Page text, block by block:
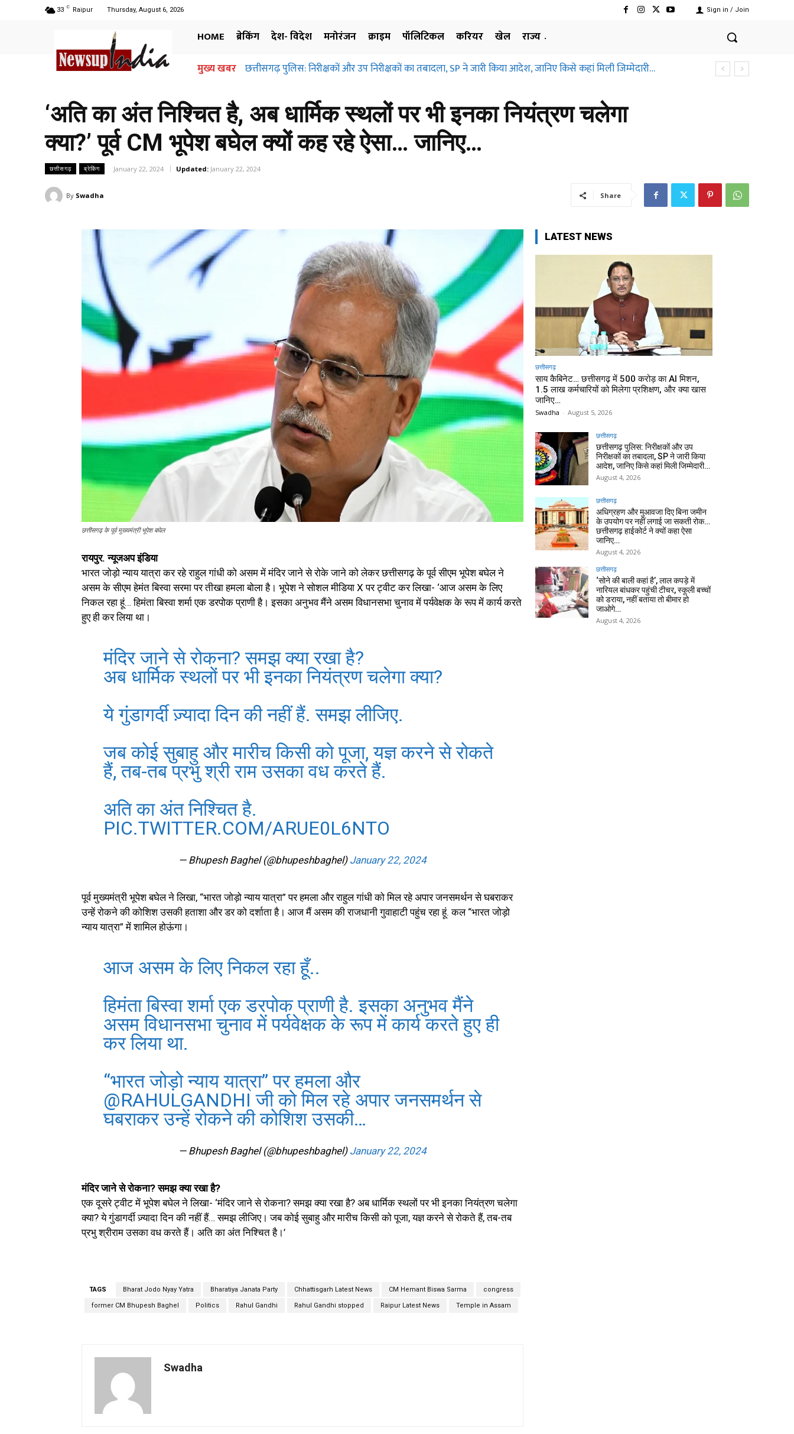
33 C Raipur Thursday, August 6, 2026 Sign in / Join
HOME ब्रेकिंग देश- विदेश मनोरंजन क्राइम पॉलिटिकल करियर खेल
राज्य
मुख्य खबर छत्तीसगढ़ पुलिस: निरीक्षकों और उप निरीक्षकों का तबादला, SP ने जारी किया आदेश, जानिए किसे कहां मिली जिम्मेदारी…
अधिग्रहण और मुआवजा दिए बिना जमीन के उपयोग पर नहीं लगाई जा सकती रोक… छत्तीसगढ़ हाईकोर्ट ने क्यों कहा ऐसा
‘अति का अंत निश्चित है, अब धार्मिक स्थलों पर भी इनका नियंत्रण चलेगा
क्या?’ पूर्व CM भूपेश बघेल क्यों कह रहे ऐसा… जानिए…
छत्तीसगढ़ ब्रेकिंग January 22, 2024 Updated: January 22, 2024
By Swadha Share
छत्तीसगढ़ के पूर्व मुख्यमंत्री भूपेश बघेल
रायपुर. न्यूजअप इंडिया
भारत जोड़ो न्याय यात्रा कर रहे राहुल गांधी को असम में मंदिर जाने से रोके जाने को लेकर छत्तीसगढ़ के पूर्व सीएम भूपेश बघेल ने
असम के सीएम हेमंत बिस्वा सरमा पर तीखा हमला बोला है। भूपेश ने सोशल मीडिया X पर ट्वीट कर लिखा- ‘आज असम के लिए
निकल रहा हूं… हिमंता बिस्वा शर्मा एक डरपोक प्राणी है। इसका अनुभव मैंने असम विधानसभा चुनाव में पर्यवेक्षक के रूप में कार्य करते
हुए ही कर लिया था।
मंदिर जाने से रोकना? समझ क्या रखा है?
अब धार्मिक स्थलों पर भी इनका नियंत्रण चलेगा क्या?
ये गुंडागर्दी ज़्यादा दिन की नहीं हैं. समझ लीजिए.
जब कोई सुबाहु और मारीच किसी को पूजा, यज्ञ करने से रोकते
हैं, तब-तब प्रभु श्री राम उसका वध करते हैं.
अति का अंत निश्चित है.
PIC.TWITTER.COM/ARUE0L6NTO
— Bhupesh Baghel (@bhupeshbaghel) January 22, 2024
पूर्व मुख्यमंत्री भूपेश बघेल ने लिखा, “भारत जोड़ो न्याय यात्रा” पर हमला और राहुल गांधी को मिल रहे अपार जनसमर्थन से घबराकर
उन्हें रोकने की कोशिश उसकी हताशा और डर को दर्शाता है। आज मैं असम की राजधानी गुवाहाटी पहुंच रहा हूं. कल “भारत जोड़ो
न्याय यात्रा” में शामिल होऊंगा।
आज असम के लिए निकल रहा हूँ..
हिमंता बिस्वा शर्मा एक डरपोक प्राणी है. इसका अनुभव मैंने
असम विधानसभा चुनाव में पर्यवेक्षक के रूप में कार्य करते हुए ही
कर लिया था.
“भारत जोड़ो न्याय यात्रा” पर हमला और
@RAHULGANDHI जी को मिल रहे अपार जनसमर्थन से
घबराकर उन्हें रोकने की कोशिश उसकी…
— Bhupesh Baghel (@bhupeshbaghel) January 22, 2024
मंदिर जाने से रोकना? समझ क्या रखा है?
एक दूसरे ट्वीट में भूपेश बघेल ने लिखा- ‘मंदिर जाने से रोकना? समझ क्या रखा है? अब धार्मिक स्थलों पर भी इनका नियंत्रण चलेगा
क्या? ये गुंडागर्दी ज़्यादा दिन की नहीं हैं… समझ लीजिए। जब कोई सुबाहु और मारीच किसी को पूजा, यज्ञ करने से रोकते हैं, तब-तब
प्रभु श्रीराम उसका वध करते हैं। अति का अंत निश्चित है।’
TAGS Bharat Jodo Nyay Yatra Bharatiya Janata Party Chhattisgarh Latest News CM Hemant Biswa Sarma congress
former CM Bhupesh Baghel Politics Rahul Gandhi Rahul Gandhi stopped Raipur Latest News Temple in Assam
Swadha
LATEST NEWS
छत्तीसगढ़
साय कैबिनेट… छत्तीसगढ़ में 500 करोड़ का AI मिशन,
1.5 लाख कर्मचारियों को मिलेगा प्रशिक्षण, और क्या खास
जानिए…
Swadha - August 5, 2026
छत्तीसगढ़
छत्तीसगढ़ पुलिस: निरीक्षकों और उप
निरीक्षकों का तबादला, SP ने जारी किया
आदेश, जानिए किसे कहां मिली जिम्मेदारी…
August 4, 2026
छत्तीसगढ़
अधिग्रहण और मुआवजा दिए बिना जमीन
के उपयोग पर नहीं लगाई जा सकती रोक…
छत्तीसगढ़ हाईकोर्ट ने क्यों कहा ऐसा
जानिए…
August 4, 2026
छत्तीसगढ़
‘सोने की बाली कहां है’, लाल कपड़े में
नारियल बांधकर पहुंची टीचर, स्कूली बच्चों
को डराया, नहीं बताया तो बीमार हो
जाओगे…
August 4, 2026